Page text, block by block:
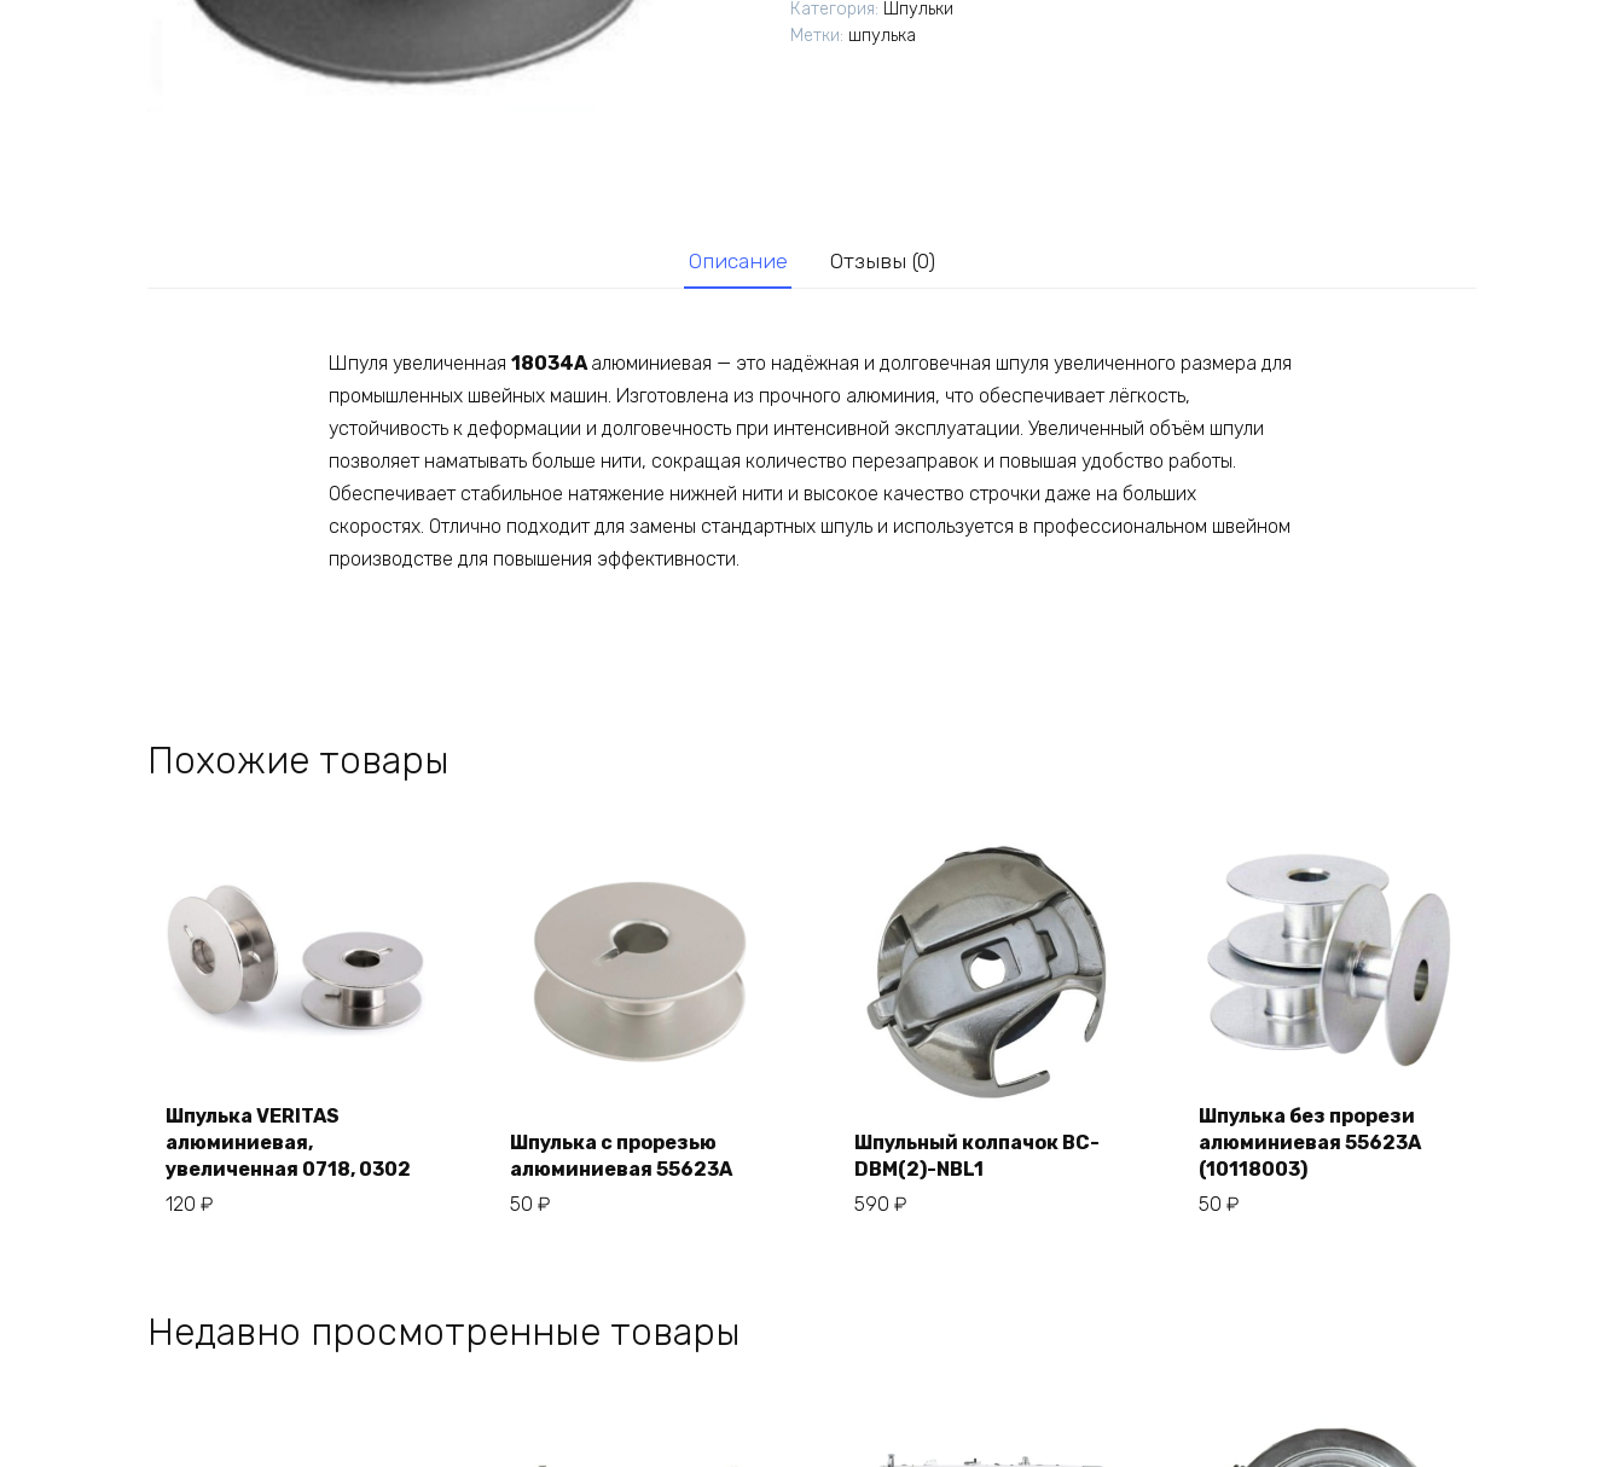
18034А
Категория: Шпульки
Метки: шпулька
Описание Отзывы (0)
Шпуля увеличенная 18034Aалюминиевая — это надёжная и долговечная шпуля увеличенного размера для
промышленных швейных машин. Изготовлена из прочного алюминия, что обеспечивает лёгкость,
устойчивость к деформации и долговечность при интенсивной эксплуатации. Увеличенный объём шпули
позволяет наматывать больше нити, сокращая количество перезаправок и повышая удобство работы.
Обеспечивает стабильное натяжение нижней нити и высокое качество строчки даже на больших
скоростях. Отлично подходит для замены стандартных шпуль и используется в профессиональном швейном
производстве для повышения эффективности.
Похожие товары
В корзину
Шпулька VERITAS
алюминиевая,
увеличенная 0718, 0302
120 ₽
В корзину
Шпулька с прорезью
алюминиевая 55623А
50 ₽
В корзину
Шпульный колпачок BC-
DBM(2)-NBL1
590 ₽
В корзину
Шпулька без прорези
алюминиевая 55623А
(10118003)
50 ₽
Недавно просмотренные товары